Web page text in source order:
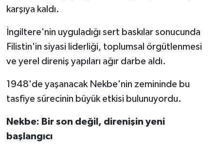
karşıya kaldı.
İngiltere'nin uyguladığı sert baskılar sonucunda
Filistin'in siyasi liderliği, toplumsal örgütlenmesi
ve yerel direniş yapıları ağır darbe aldı.
1948'de yaşanacak Nekbe'nin zemininde bu
tasfiye sürecinin büyük etkisi bulunuyordu.
Nekbe: Bir son değil, direnişin yeni
başlangıcı